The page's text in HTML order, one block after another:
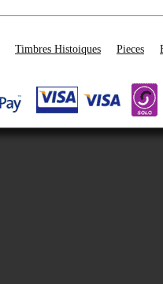
Timbres Histoiques Pieces